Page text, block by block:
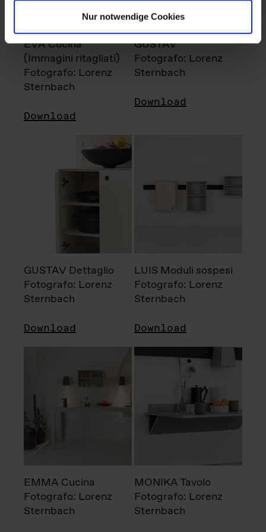
Nur notwendige Cookies
EVA Cucina
(Immagini ritagliati)
Fotografo: Lorenz
Sternbach
Download
GUSTAV
Fotografo: Lorenz
Sternbach
Download
GUSTAV Dettaglio
Fotografo: Lorenz
Sternbach
Download
LUIS Moduli sospesi
Fotografo: Lorenz
Sternbach
Download
EMMA Cucina
Fotografo: Lorenz
Sternbach
MONIKA Tavolo
Fotografo: Lorenz
Sternbach